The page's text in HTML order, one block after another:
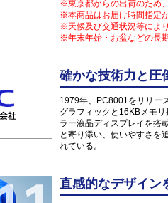
※東京都からの出荷のため
※本商品はお届け時間指定
※天候及び交通状況等によ
※年末年始・お盆などの長
確かな技術力と
1979年、PC8001をリリー
グラフィックと16KBメモ
ラー液晶ディスプレイを搭
と寄り添い、使いやすさを
れている。
直感的なデザイン